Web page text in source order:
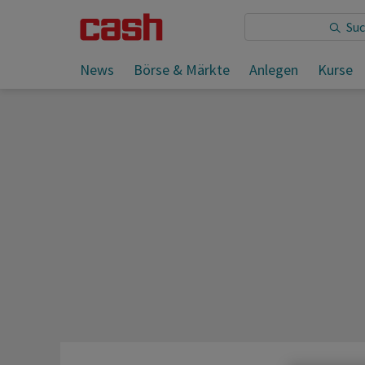
News Börse & Märkte Anlegen Kurse
Sie lesen: